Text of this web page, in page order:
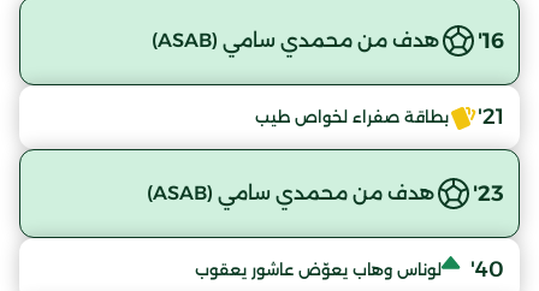
16' هدف من محمدي سامي (ASAB)
21' بطاقة صفراء لخواص طيب
23' هدف من محمدي سامي (ASAB)
40' لوناس وهاب يعوّض عاشور يعقوب